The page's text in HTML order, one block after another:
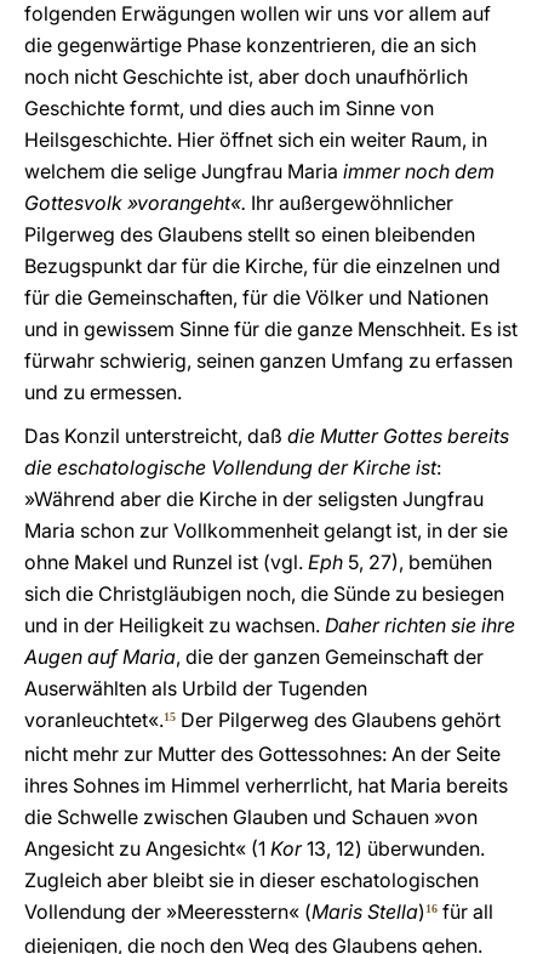
folgenden Erwägungen wollen wir uns vor allem auf
die gegenwärtige Phase konzentrieren, die an sich
noch nicht Geschichte ist, aber doch unaufhörlich
Geschichte formt, und dies auch im Sinne von
Heilsgeschichte. Hier öffnet sich ein weiter Raum, in
welchem die selige Jungfrau Maria immer noch dem
Gottesvolk »vorangeht«. Ihr außergewöhnlicher
Pilgerweg des Glaubens stellt so einen bleibenden
Bezugspunkt dar für die Kirche, für die einzelnen und
für die Gemeinschaften, für die Völker und Nationen
und in gewissem Sinne für die ganze Menschheit. Es ist
fürwahr schwierig, seinen ganzen Umfang zu erfassen
und zu ermessen.
Das Konzil unterstreicht, daß die Mutter Gottes bereits
die eschatologische Vollendung der Kirche ist:
»Während aber die Kirche in der seligsten Jungfrau
Maria schon zur Vollkommenheit gelangt ist, in der sie
ohne Makel und Runzel ist (vgl. Eph 5, 27), bemühen
sich die Christgläubigen noch, die Sünde zu besiegen
und in der Heiligkeit zu wachsen. Daher richten sie ihre
Augen auf Maria, die der ganzen Gemeinschaft der
Auserwählten als Urbild der Tugenden
voranleuchtet«.15 Der Pilgerweg des Glaubens gehört
nicht mehr zur Mutter des Gottessohnes: An der Seite
ihres Sohnes im Himmel verherrlicht, hat Maria bereits
die Schwelle zwischen Glauben und Schauen »von
Angesicht zu Angesicht« (1 Kor13, 12) überwunden.
Zugleich aber bleibt sie in dieser eschatologischen
Vollendung der »Meeresstern« (Maris Stella) 16 für all
diejenigen, die noch den Weg des Glaubens gehen.